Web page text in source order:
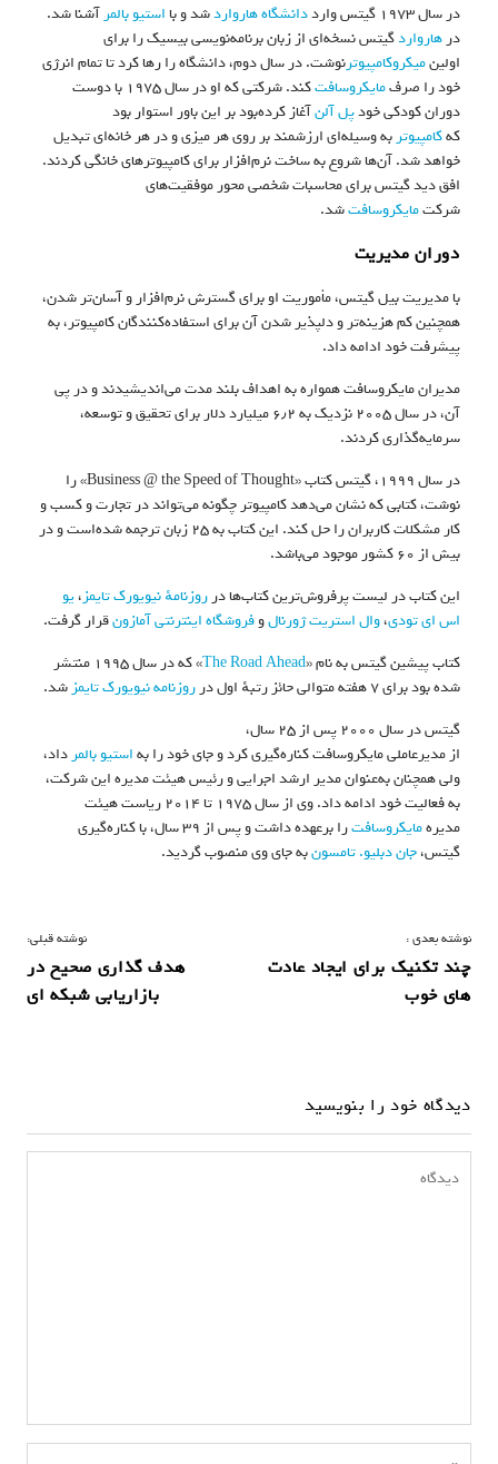
در سال ۱۹۷۳ گیتس وارد دانشگاه هارواردشد و بااستیو بالمر آشنا شد.
درهارواردگیتس نسخه‌ای از زبان برنامه‌نویسی بیسیک را برای
اولینمیکروکامپیوترنوشت. در سال دوم، دانشگاه را رها کرد تا تمام انرژی
خود را صرفمایکروسافت
کند. شرکتی که او در سال ۱۹۷۵ با دوست
دوران کودکی خودپل آلنآغاز کرده‌بود بر این باور استوار بود
کهکامپیوتر به وسیله‌ای ارزشمند بر روی هر میزی و در هر خانه‌ای تبدیل
خواهد شد. آن‌ها شروع به ساخت نرم‌افزار برای کامپیوترهای خانگی کردند.
افق دید گیتس برای محاسبات شخصی محور موفقیت‌های
شرکتمایکروسافتشد.
دوران مدیریت
با مدیریت بیل گیتس، مأموریت او برای گسترش نرم‌افزار و آسان‌تر شدن،
همچنین کم هزینه‌تر و دلپذیر شدن آن برای استفاده‌کنندگان کامپیوتر، به
پیشرفت خود ادامه داد.
مدیران مایکروسافت همواره به اهداف بلند مدت می‌اندیشیدند و در پی
آن، در سال ۲۰۰۵ نزدیک به ۶٫۲ میلیارد دلار برای تحقیق و توسعه،
سرمایه‌گذاری کردند.
در سال ۱۹۹۹، گیتس کتاب «Business @ the Speed of Thought» را
نوشت، کتابی که نشان می‌دهد کامپیوتر چگونه می‌تواند در تجارت و کسب و
کار مشکلات کاربران را حل کند. این کتاب به ۲۵ زبان ترجمه شده‌است و در
بیش از ۶۰ کشور موجود می‌باشد.
این کتاب در لیست پرفروش‌ترین کتاب‌ها درروزنامهٔ نیویورک تایمز،یو
اس ای تودی،وال استریت ژورنالوفروشگاه اینترنتی آمازونقرار گرفت.
کتاب پیشین گیتس به نام «The Road Ahead
» که در سال ۱۹۹۵ منتشر
شده بود برای ۷ هفته متوالی حائز رتبهٔ اول در
روزنامه نیویورک تایمز شد.
گیتس در سال ۲۰۰۰ پس از ۲۵ سال،
از مدیرعاملی مایکروسافت کناره‌گیری کرد و جای خود را بهاستیو بالمر داد،
ولی همچنان به‌عنوان مدیر ارشد اجرایی و رئیس هیئت مدیره این شرکت،
به فعالیت خود ادامه داد. وی از سال ۱۹۷۵ تا ۲۰۱۴ ریاست هیئت
مدیرهمایکروسافت
را برعهده داشت و پس از ۳۹ سال، با کناره‌گیری
گیتس،جان دبلیو. تامسونبه جای وی منصوب گردید.
ر
ا
ه
ی
ن
نوشته قبلی:
هدف گذاری صحیح در
بازاریابی شبکه ای
نوشته بعدی :
چند تکنیک برای ایجاد عادت
های خوب
دیدگاه خود را بنویسید